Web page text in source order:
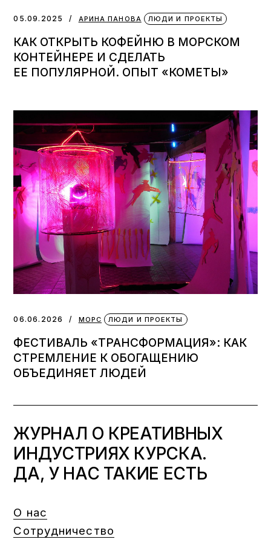
05.09.2025 АРИНА ПАНОВА ЛЮДИ И ПРОЕКТЫ
КАК ОТКРЫТЬ КОФЕЙНЮ В МОРСКОМ
КОНТЕЙНЕРЕ И СДЕЛАТЬ
ЕЕ ПОПУЛЯРНОЙ. ОПЫТ «КОМЕТЫ»
06.06.2026 МОРС ЛЮДИ И ПРОЕКТЫ
ФЕСТИВАЛЬ «ТРАНСФОРМАЦИЯ»: КАК
СТРЕМЛЕНИЕ К ОБОГАЩЕНИЮ
ОБЪЕДИНЯЕТ ЛЮДЕЙ
ЖУРНАЛ О КРЕАТИВНЫХ
ИНДУСТРИЯХ КУРСКА.
ДА, У НАС ТАКИЕ ЕСТЬ
О нас
Сотрудничество